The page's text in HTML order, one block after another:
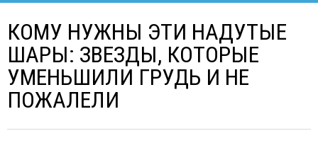
КОМУ НУЖНЫ ЭТИ НАДУТЫЕ
ШАРЫ: ЗВЕЗДЫ, КОТОРЫЕ
УМЕНЬШИЛИ ГРУДЬ И НЕ
ПОЖАЛЕЛИ